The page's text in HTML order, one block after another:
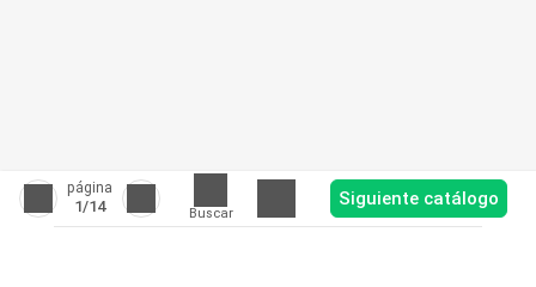
página
1/14 Buscar
Siguiente catálogo